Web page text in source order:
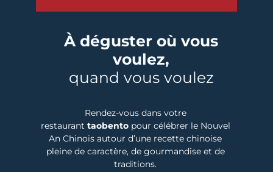
À déguster où vous
voulez,
quand vous voulez
Rendez-vous dans votre
restaurant taobentopour célébrer le Nouvel
An Chinois autour d’une recette chinoise
pleine de caractère, de gourmandise et de
traditions.